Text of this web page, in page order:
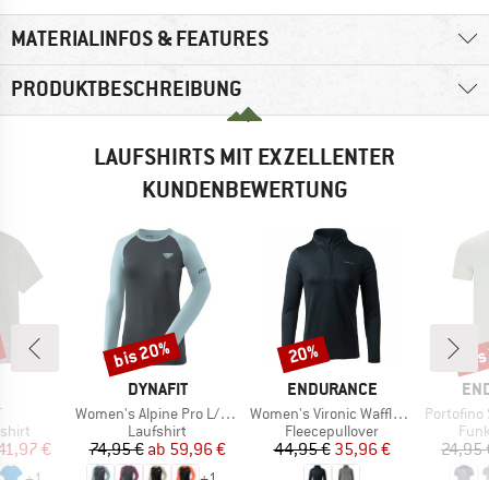
MATERIALINFOS & FEATURES
PRODUKTBESCHREIBUNG
LAUFSHIRTS MIT EXZELLENTER
KUNDENBEWERTUNG
Preis
€
MARKE
DYNAFIT
Artikel
Women's Alpine Pro L/S Tee
Produktgruppe
Laufshirt
Preis
74,95 € reduzierter Preis
ab 59,96 €
Rabatt
bis 20%
MARKE
ENDURANCE
Artikel
Women's Vironic Waffle Melange Loose Fit Midlayer
Produktgruppe
Fleecepullover
Preis
44,95 €reduzierter Preis
35,96 €
Rabatt
20%
Artikel
Portofino S/
24,95